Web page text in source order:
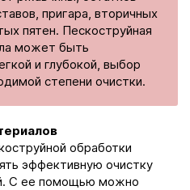
пригара, вторичных
пятен. Пескоструйная
может быть
и глубокой, выбор
степени очистки.
обработки
эффективную очистку
С ее помощью можно